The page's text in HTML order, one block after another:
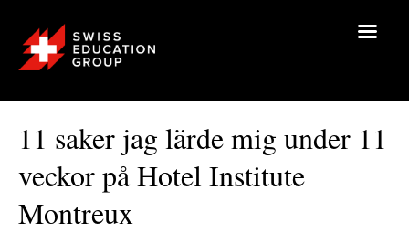
11 saker jag lärde mig under 11
veckor på Hotel Institute
Montreux